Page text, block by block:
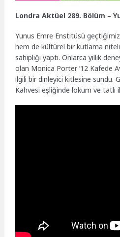
Londra Aktüel 289. Bölüm –
Yunus Emre Enstitüsü
hem de kültürel bir kutlama
sahipliği yaptı. Onlarca yıllık
olan Monica Porter ’12 Kafede
ilgili bir dinleyici kitlesine sundu.
Kahvesi eşliğinde lokum ve tatlı